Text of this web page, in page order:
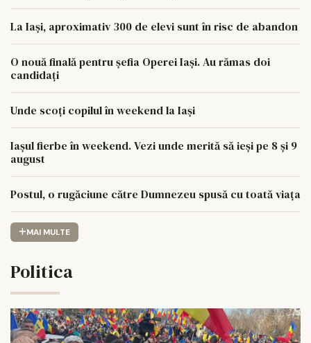
La Iași, aproximativ 300 de elevi sunt în risc de abandon
O nouă finală pentru șefia Operei Iași. Au rămas doi
candidați
Unde scoți copilul în weekend la Iași
Iașul fierbe în weekend. Vezi unde merită să ieși pe 8 și 9
august
Postul, o rugăciune către Dumnezeu spusă cu toată viața
MAI MULTE
Politica